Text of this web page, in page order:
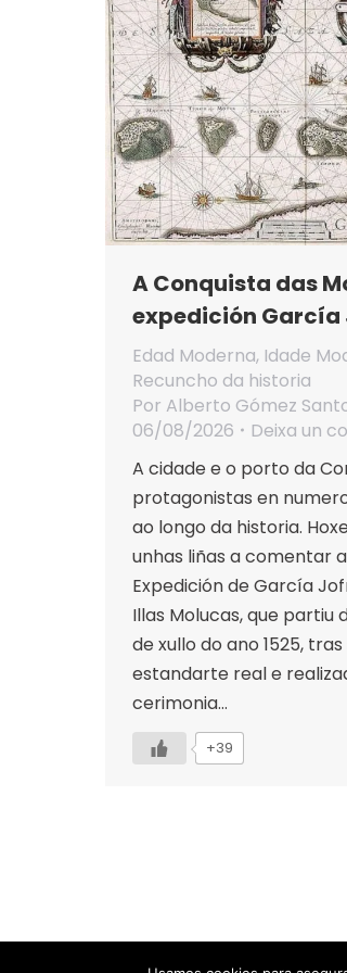
A Conquista das
expedición García
Edad Moderna, Idade
Recuncho da historia
Por Alberto Gómez
06/08/2026
Deixa un
A cidade e o porto da
protagonistas en
ao longo da historia.
unhas liñas a comentar
Expedición de García
Illas Molucas, que partiu
de xullo do ano 1525,
estandarte real e
cerimonia…
+39